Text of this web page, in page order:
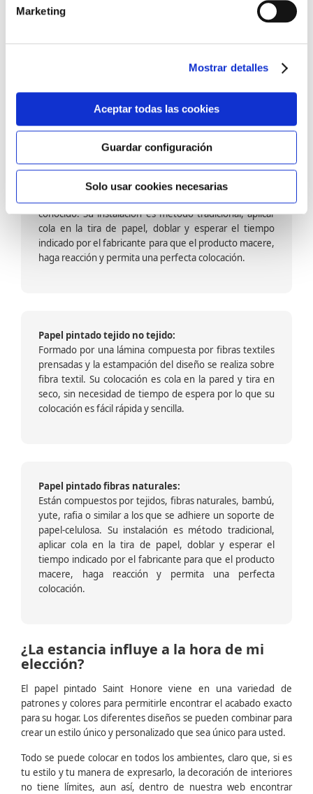
Marketing
Mostrar detalles
Aceptar todas las cookies
Guardar configuración
Solo usar cookies necesarias
barniz multiadherente en base agua. En zonas de
fuegos, se recomienda proteger con placas, silestone,
dado que el frotar en exceso dañaría el papel. Su
colocación es cola en la pared y tira en seco, sin
colocación es fácil rápida y sencilla.
Papel pintado calidad papel:
Formado por una capa de papel sobre un soporte de
conocido. Su instalación es método tradicional, aplicar
cola en la tira de papel, doblar y esperar el tiempo
indicado por el fabricante para que el producto macere,
haga reacción y permita una perfecta colocación.
Papel pintado tejido no tejido:
Formado por una lámina compuesta por fibras textiles
prensadas y la estampación del diseño se realiza sobre
fibra textil. Su colocación es cola en la pared y tira en
seco, sin necesidad de tiempo de espera por lo que su
colocación es fácil rápida y sencilla.
Papel pintado fibras naturales:
Están compuestos por tejidos, fibras naturales, bambú,
yute, rafia o similar a los que se adhiere un soporte de
papel-celulosa. Su instalación es método tradicional,
aplicar cola en la tira de papel, doblar y esperar el
tiempo indicado por el fabricante para que el producto
macere, haga reacción y permita una perfecta
colocación.
¿La estancia influye a la hora de mi
elección?
El papel pintado Saint Honore viene en una variedad de
patrones y colores para permitirle encontrar el acabado exacto
para su hogar. Los diferentes diseños se pueden combinar para
crear un estilo único y personalizado que sea único para usted.
Todo se puede colocar en todos los ambientes, claro que, si es
tu estilo y tu manera de expresarlo, la decoración de interiores
no tiene límites, aun así, dentro de nuestra web encontrar